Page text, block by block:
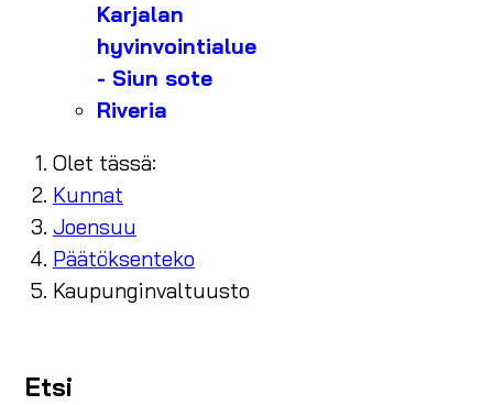
Karjalan
hyvinvointialue
- Siun sote
Riveria
Olet tässä:
Kunnat
Joensuu
Päätöksenteko
Kaupunginvaltuusto
Etsi